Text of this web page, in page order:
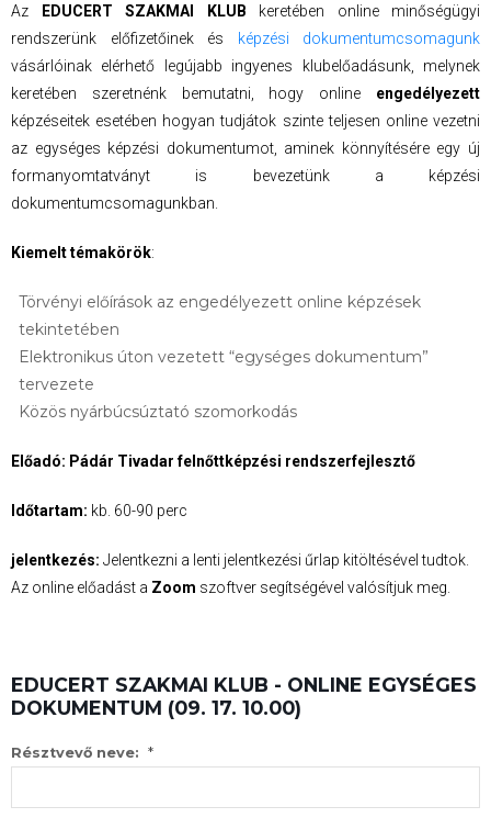
Az EDUCERT SZAKMAI KLUB keretében online minőségügyi
rendszerünk előfizetőinek és képzési dokumentumcsomagunk
vásárlóinak elérhető legújabb ingyenes klubelőadásunk, melynek
keretében szeretnénk bemutatni, hogy online engedélyezett
képzéseitek esetében hogyan tudjátok szinte teljesen online vezetni
az egységes képzési dokumentumot, aminek könnyítésére egy új
formanyomtatványt is bevezetünk a képzési
dokumentumcsomagunkban.
Kiemelt témakörök:
Törvényi előírások az engedélyezett online képzések
tekintetében
Elektronikus úton vezetett “egységes dokumentum”
tervezete
Közös nyárbúcsúztató szomorkodás
Előadó: Pádár Tivadar felnőttképzési rendszerfejlesztő
Időtartam: kb. 60-90 perc
jelentkezés: Jelentkezni a lenti jelentkezési űrlap kitöltésével tudtok.
Az online előadást a Zoom szoftver segítségével valósítjuk meg.
EDUCERT SZAKMAI KLUB - ONLINE EGYSÉGES
DOKUMENTUM (09. 17. 10.00)
Résztvevő neve: *